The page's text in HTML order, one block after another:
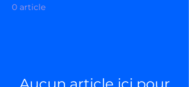
0 article
Aucun article ici pour